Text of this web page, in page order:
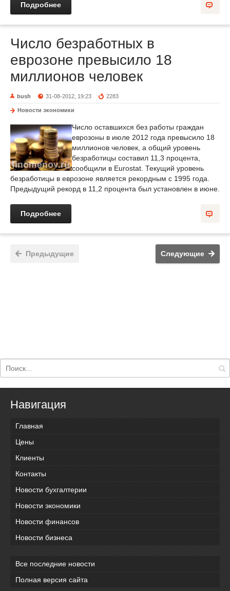
Подробнее
Число безработных в
еврозоне превысило 18
миллионов человек
bush 31-08-2012, 19:23 2283
Новости экономики
Число оставшихся без работы граждан
еврозоны в июле 2012 года превысило 18
миллионов человек, а общий уровень
безработицы составил 11,3 процента,
сообщили в Eurostat. Текущий уровень
безработицы в еврозоне является рекордным с 1995 года.
Предыдущий рекорд в 11,2 процента был установлен в июне.
Подробнее
Предыдущие Следующие
Навигация
Главная
Цены
Клиенты
Контакты
Новости бухгалтерии
Новости экономики
Новости финансов
Новости бизнеса
Все последние новости
Полная версия сайта